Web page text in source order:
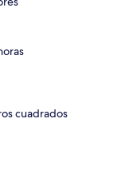
cuadrados